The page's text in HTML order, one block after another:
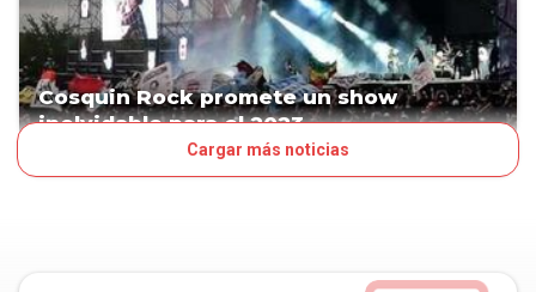
Cosquin Rock promete un show
inolvidable para el 2023
Cargar más noticias